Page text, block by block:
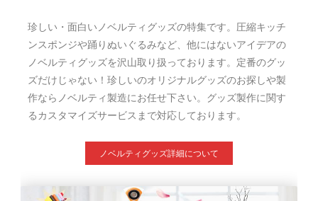
珍しい・面白いノベルティグッズの特集です。圧縮キッチ
ンスポンジや踊りぬいぐるみなど、他にはないアイデアの
ノベルティグッズを沢山取り扱っております。定番のグッ
ズだけじゃない！珍しいのオリジナルグッズのお探しや製
作ならノベルティ製造にお任せ下さい。グッズ製作に関す
るカスタマイズサービスまで対応しております。
ノベルティグッズ詳細について